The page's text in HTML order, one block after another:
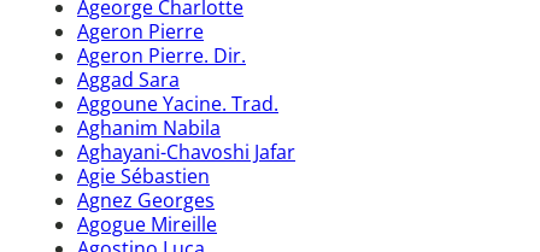
Ageorge Charlotte
Ageron Pierre
Ageron Pierre. Dir.
Aggad Sara
Aggoune Yacine. Trad.
Aghanim Nabila
Aghayani-Chavoshi Jafar
Agie Sébastien
Agnez Georges
Agogue Mireille